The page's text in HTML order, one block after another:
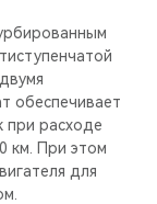
обеспечивает
при расходе
км. При этом
для